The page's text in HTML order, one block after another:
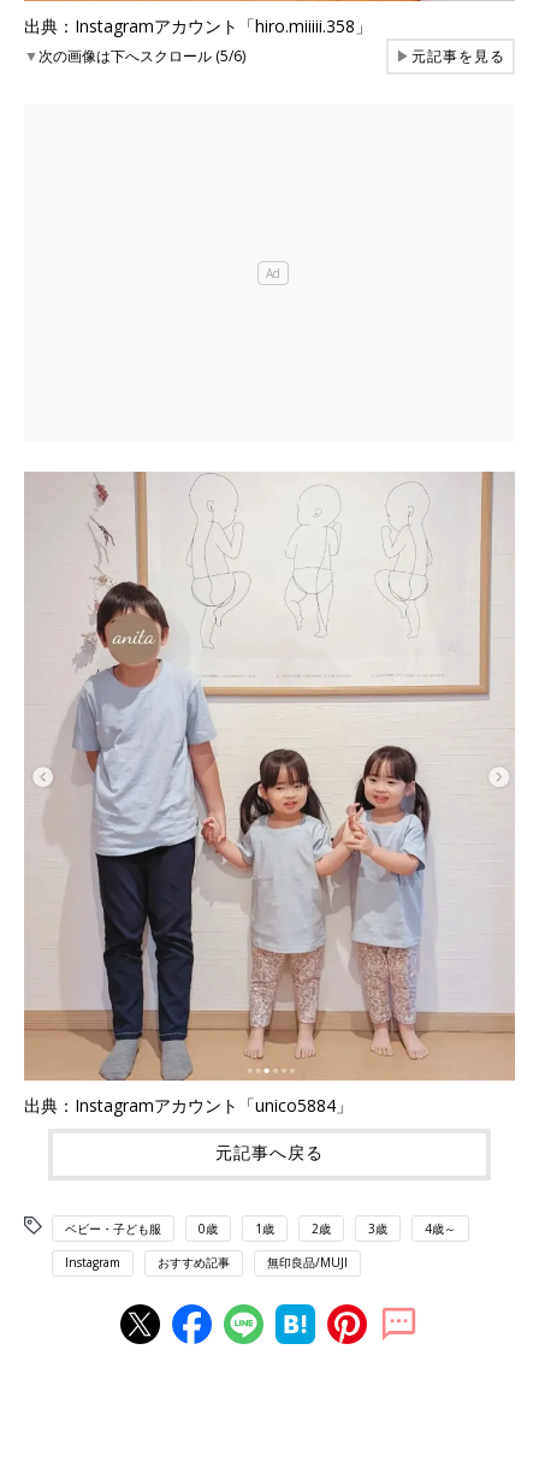
出典：Instagramアカウント「hiro.miiiii.358」
▼次の画像は下へスクロール (5/6) ▶元記事を見る
出典：Instagramアカウント「unico5884」
元記事へ戻る
ベビー・子ども服 0歳 1歳 2歳 3歳 4歳～
Instagram おすすめ記事 無印良品/MUJI